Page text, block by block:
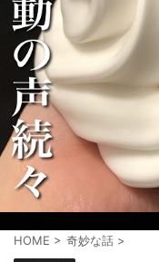
HOME > 奇妙な話 >